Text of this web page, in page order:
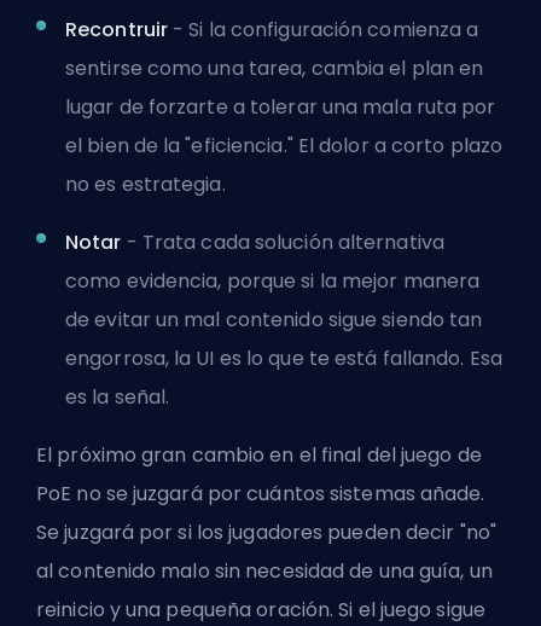
Recontruir - Si la configuración comienza a
sentirse como una tarea, cambia el plan en
lugar de forzarte a tolerar una mala ruta por
el bien de la "eficiencia." El dolor a corto plazo
no es estrategia.
Notar - Trata cada solución alternativa
como evidencia, porque si la mejor manera
de evitar un mal contenido sigue siendo tan
engorrosa, la UI es lo que te está fallando. Esa
es la señal.
El próximo gran cambio en el final del juego de
PoE no se juzgará por cuántos sistemas añade.
Se juzgará por si los jugadores pueden decir "no"
al contenido malo sin necesidad de una guía, un
reinicio y una pequeña oración. Si el juego sigue